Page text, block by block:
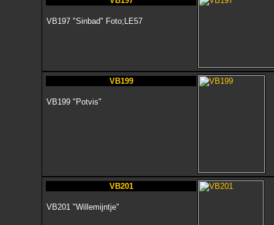
VB197 "Sinbad" Foto;LE57
VB199
VB199 "Potvis"
VB201
VB201 "Willemijntje"